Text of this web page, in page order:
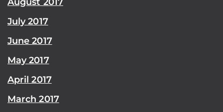
July 2017
June 2017
May 2017
April 2017
March 2017